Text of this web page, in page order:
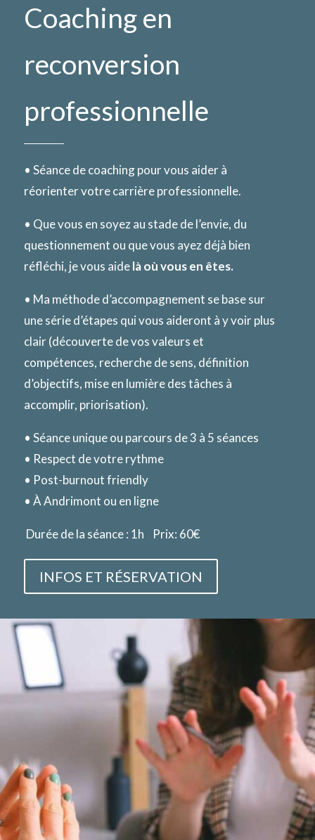
Coaching en
reconversion
professionnelle
• Séance de coaching pour vous aider à
réorienter votre carrière professionnelle.
• Que vous en soyez au stade de l’envie, du
questionnement ou que vous ayez déjà bien
réfléchi, je vous aidelà où vous en êtes.
• Ma méthode d’accompagnement se base sur
une série d’étapes qui vous aideront à y voir plus
clair (découverte de vos valeurs et
compétences, recherche de sens, définition
d’objectifs, mise en lumière des tâches à
accomplir, priorisation).
• Séance unique ou parcours de 3 à 5 séances
• Respect de votre rythme
• Post-burnout friendly
• À Andrimont ou en ligne
Durée de la séance : 1h Prix: 60€
INFOS ET RÉSERVATION